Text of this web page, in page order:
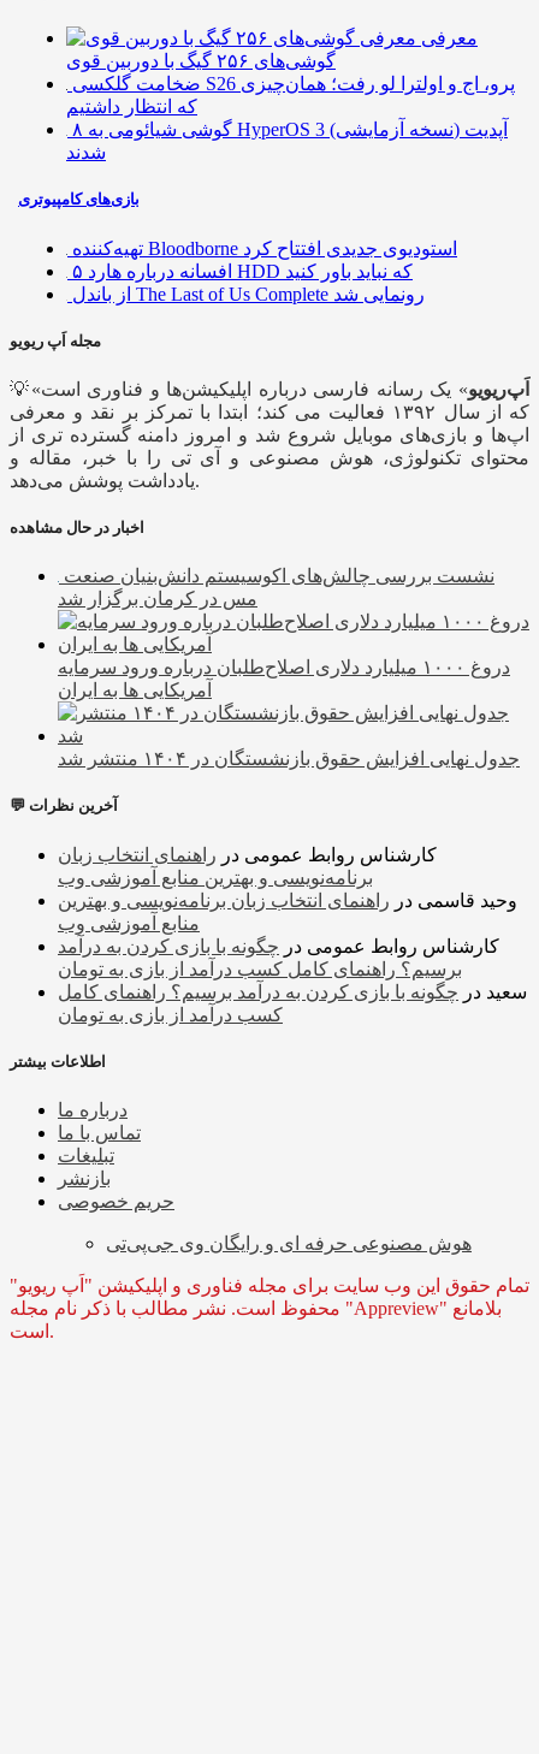
معرفی
گوشی‌های ۲۵۶ گیگ با دوربین قوی
ضخامت گلکسی S26 پرو، اج و اولترا لو رفت؛ همان‌چیزی
که انتظار داشتیم
۸ گوشی شیائومی به HyperOS 3 (نسخه آزمایشی) آپدیت
شدند
بازی‌های کامپیوتری
تهیه‌کننده Bloodborne استودیوی جدیدی افتتاح کرد
۵ افسانه درباره هارد HDD که نباید باور کنید
از باندل The Last of Us Complete رونمایی شد
مجله اَپ ریویو
💡« اَپ‌ریویو» یک رسانه فارسی درباره اپلیکیشن‌ها و فناوری است
که از سال ۱۳۹۲ فعالیت می کند؛ ابتدا با تمرکز بر نقد و معرفی
اپ‌ها و بازی‌های موبایل شروع شد و امروز دامنه گسترده تری از
محتوای تکنولوژی، هوش مصنوعی و آی تی را با خبر، مقاله و
یادداشت پوشش می‌دهد.
اخبار در حال مشاهده
نشست بررسی چالش‌های اکوسیستم دانش‌بنیان صنعت
مس در کرمان برگزار شد
دروغ ۱۰۰۰ میلیارد دلاری اصلاح‌طلبان درباره ورود سرمایه
آمریکایی ها به ایران
جدول نهایی افزایش حقوق بازنشستگان در ۱۴۰۴ منتشر شد
💬 آخرین نظرات
کارشناس روابط عمومی در راهنمای انتخاب زبان
برنامه‌نویسی و بهترین منابع آموزشی وب
وحید قاسمی در راهنمای انتخاب زبان برنامه‌نویسی و بهترین
منابع آموزشی وب
کارشناس روابط عمومی در چگونه با بازی کردن به درآمد
برسیم؟ راهنمای کامل کسب درآمد از بازی به تومان
سعید در چگونه با بازی کردن به درآمد برسیم؟ راهنمای کامل
کسب درآمد از بازی به تومان
اطلاعات بیشتر
درباره ما
تماس با ما
تبلیغات
بازنشر
حریم خصوصی
هوش مصنوعی حرفه ای و رایگان وی جی‌پی‌تی
تمام حقوق این وب سایت برای مجله فناوری و اپلیکیشن "اَپ ریویو"
محفوظ است. نشر مطالب با ذکر نام مجله "Appreview" بلامانع
است.